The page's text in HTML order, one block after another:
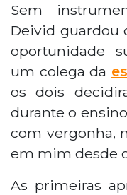
Sem
Deivid
oportunidade
um colega da
os dois
durante o
com vergonha,
em mim desde
As primeiras